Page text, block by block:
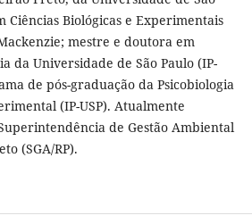
Ciências Biológicas e Experimentais
mestre e doutora em
da Universidade de São Paulo (IP-
de pós-graduação da Psicobiologia
(IP-USP). Atualmente
de Gestão Ambiental
(SGA/RP).